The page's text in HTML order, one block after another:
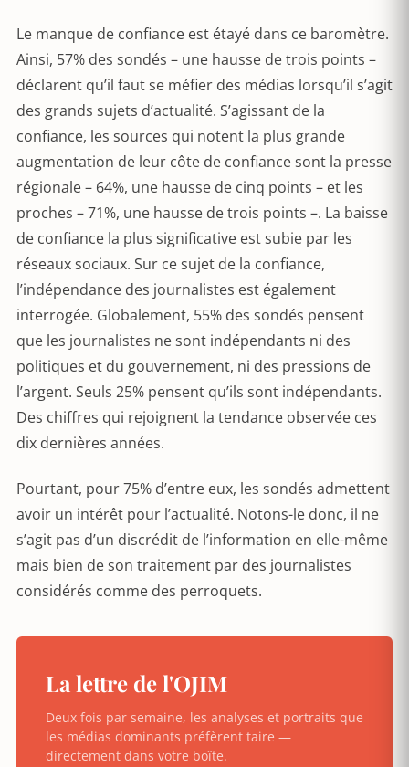
Le manque de confiance est étayé dans ce baromètre.
Ainsi, 57% des sondés – une hausse de trois points –
déclarent qu’il faut se méfier des médias lorsqu’il s’agit
des grands sujets d’actualité. S’agissant de la
confiance, les sources qui notent la plus grande
augmentation de leur côte de confiance sont la presse
régionale – 64%, une hausse de cinq points – et les
proches – 71%, une hausse de trois points –. La baisse
de confiance la plus significative est subie par les
réseaux sociaux. Sur ce sujet de la confiance,
l’indépendance des journalistes est également
interrogée. Globalement, 55% des sondés pensent
que les journalistes ne sont indépendants ni des
politiques et du gouvernement, ni des pressions de
l’argent. Seuls 25% pensent qu’ils sont indépendants.
Des chiffres qui rejoignent la tendance observée ces
dix dernières années.
Pourtant, pour 75% d’entre eux, les sondés admettent
avoir un intérêt pour l’actualité. Notons-le donc, il ne
s’agit pas d’un discrédit de l’information en elle-même
mais bien de son traitement par des journalistes
considérés comme des perroquets.
La lettre de l'OJIM
Deux fois par semaine, les analyses et portraits que
les médias dominants préfèrent taire —
directement dans votre boîte.